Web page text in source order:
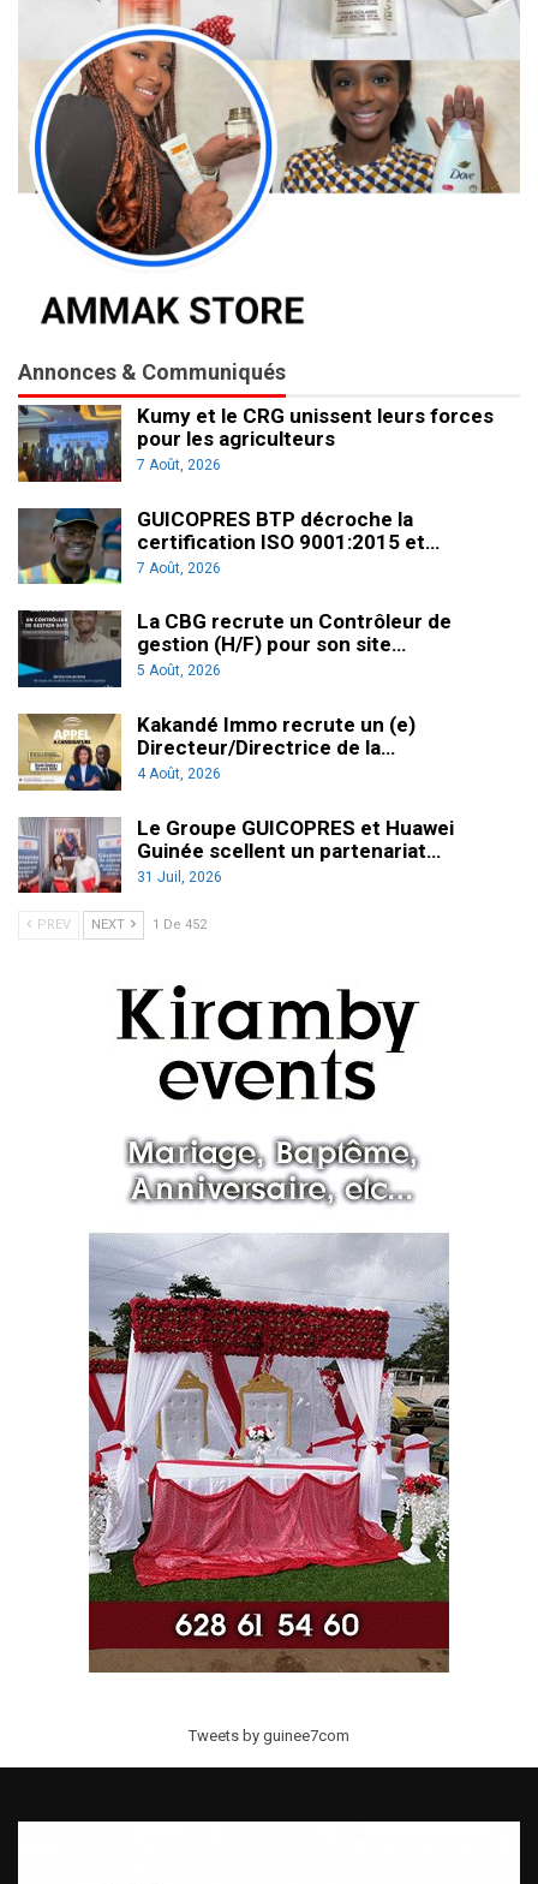
Annonces & Communiqués
Kumy et le CRG unissent leurs forces
pour les agriculteurs
7 Août, 2026
GUICOPRES BTP décroche la
certification ISO 9001:2015 et…
7 Août, 2026
La CBG recrute un Contrôleur de
gestion (H/F) pour son site…
5 Août, 2026
Kakandé Immo recrute un (e)
Directeur/Directrice de la…
4 Août, 2026
Le Groupe GUICOPRES et Huawei
Guinée scellent un partenariat…
31 Juil, 2026
PREV NEXT 1 De 452
Tweets by guinee7com